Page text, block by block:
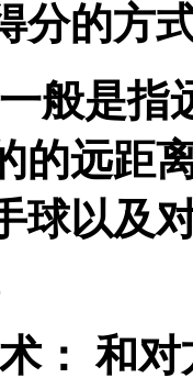
分的方
一般是
的远距
球以及
： 和